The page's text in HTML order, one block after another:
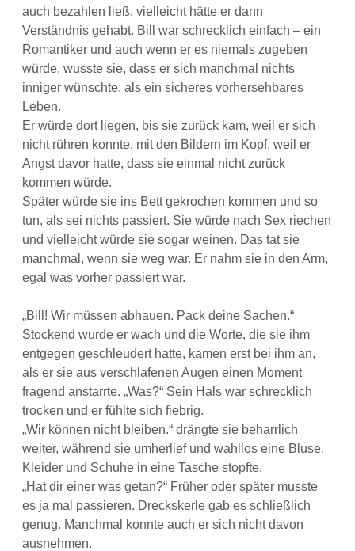
auch bezahlen ließ, vielleicht hätte er dann
Verständnis gehabt. Bill war schrecklich einfach – ein
Romantiker und auch wenn er es niemals zugeben
würde, wusste sie, dass er sich manchmal nichts
inniger wünschte, als ein sicheres vorhersehbares
Leben.
Er würde dort liegen, bis sie zurück kam, weil er sich
nicht rühren konnte, mit den Bildern im Kopf, weil er
Angst davor hatte, dass sie einmal nicht zurück
kommen würde.
Später würde sie ins Bett gekrochen kommen und so
tun, als sei nichts passiert. Sie würde nach Sex riechen
und vielleicht würde sie sogar weinen. Das tat sie
manchmal, wenn sie weg war. Er nahm sie in den Arm,
egal was vorher passiert war.
„Bill! Wir müssen abhauen. Pack deine Sachen.“
Stockend wurde er wach und die Worte, die sie ihm
entgegen geschleudert hatte, kamen erst bei ihm an,
als er sie aus verschlafenen Augen einen Moment
fragend anstarrte. „Was?“ Sein Hals war schrecklich
trocken und er fühlte sich fiebrig.
„Wir können nicht bleiben.“ drängte sie beharrlich
weiter, während sie umherlief und wahllos eine Bluse,
Kleider und Schuhe in eine Tasche stopfte.
„Hat dir einer was getan?“ Früher oder später musste
es ja mal passieren. Dreckskerle gab es schließlich
genug. Manchmal konnte auch er sich nicht davon
ausnehmen.